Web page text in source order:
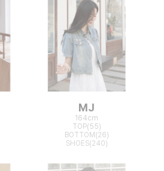
MJ
164cm
TOP(55)
BOTTOM(26)
SHOES(240)